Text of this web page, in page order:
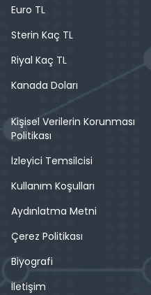
Euro TL
Sterin Kaç TL
Riyal Kaç TL
Kanada Doları
Kişisel Verilerin Korunması
Politikası
İzleyici Temsilcisi
Kullanım Koşulları
Aydınlatma Metni
Çerez Politikası
Biyografi
İletişim